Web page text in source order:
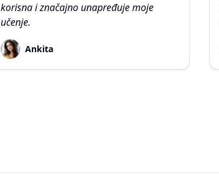
korisna i značajno unapređuje moje
učenje.
Ankita